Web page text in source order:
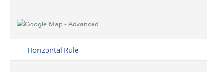
Horizontal Rule